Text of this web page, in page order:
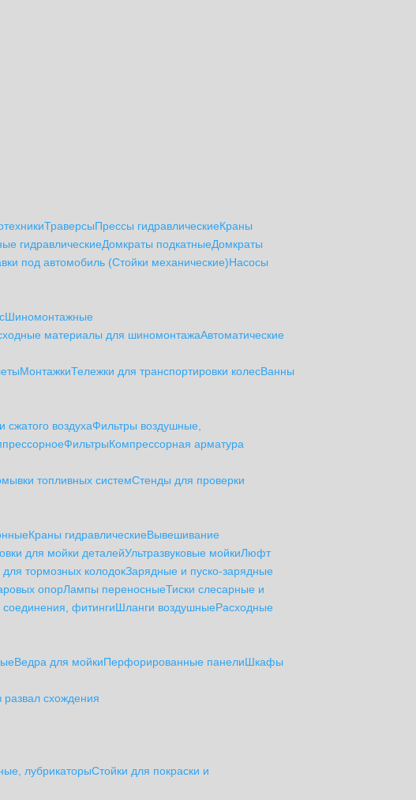
ТраверсыПрессы гидравлическиеКраны
гидравлическиеДомкраты подкатныеДомкраты
под автомобиль (Стойки механические)Насосы
Шиномонтажные
материалы для шиномонтажаАвтоматические
МонтажкиТележки для транспортировки колесВанны
воздухаФильтры воздушные,
ФильтрыКомпрессорная арматура
топливных системСтенды для проверки
Краны гидравлическиеВывешивание
для мойки деталейУльтразвуковые мойкиЛюфт
тормозных колодокЗарядные и пуско-зарядные
опорЛампы переносныеТиски слесарные и
фитингиШланги воздушныеРасходные
Ведра для мойкиПерфорированные панелиШкафы
развал схождения
лубрикаторыСтойки для покраски и